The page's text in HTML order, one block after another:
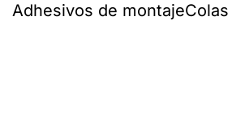
Adhesivos de montaje